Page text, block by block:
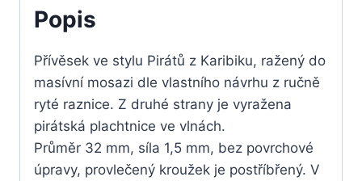
Popis
Přívěsek ve stylu Pirátů z Karibiku, ražený do
masívní mosazi dle vlastního návrhu z ručně
ryté raznice. Z druhé strany je vyražena
pirátská plachtnice ve vlnách.
Průměr 32 mm, síla 1,5 mm, bez povrchové
úpravy, provlečený kroužek je postříbřený. V